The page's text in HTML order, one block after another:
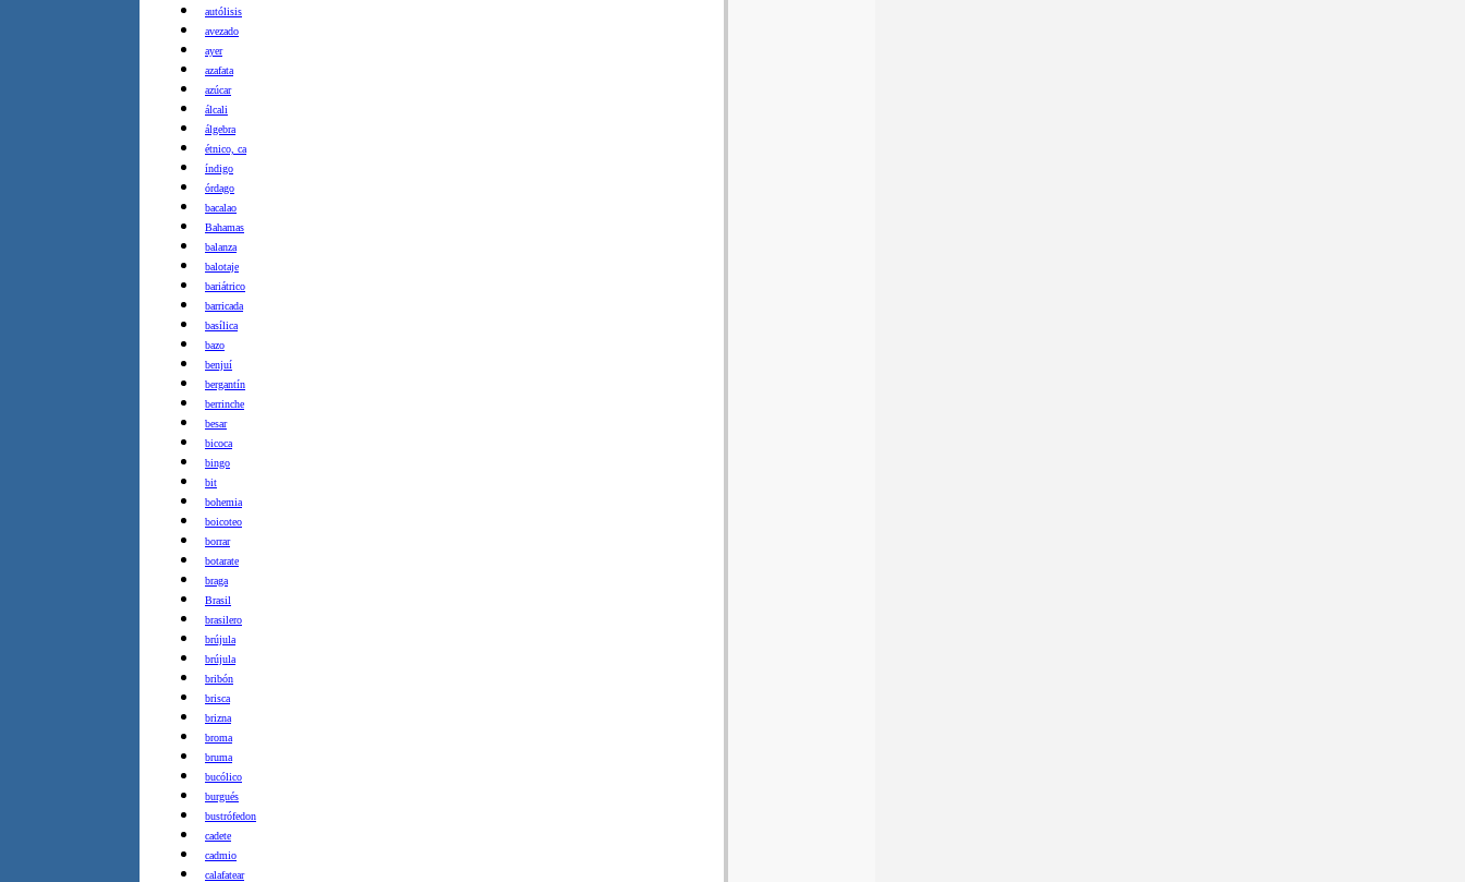
autólisis
avezado
ayer
azafata
azúcar
álcali
álgebra
étnico, ca
índigo
órdago
bacalao
Bahamas
balanza
balotaje
bariátrico
barricada
basílica
bazo
benjuí
bergantín
berrinche
besar
bicoca
bingo
bit
bohemia
boicoteo
borrar
botarate
braga
Brasil
brasilero
brújula
brújula
bribón
brisca
brizna
broma
bruma
bucólico
burgués
bustrófedon
cadete
cadmio
calafatear